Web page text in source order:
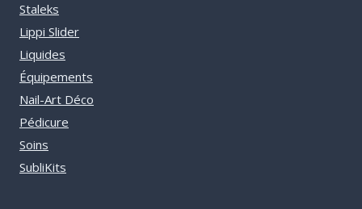
Staleks
Lippi Slider
Liquides
Équipements
Nail-Art Déco
Pédicure
Soins
SubliKits